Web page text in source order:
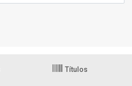
Títulos